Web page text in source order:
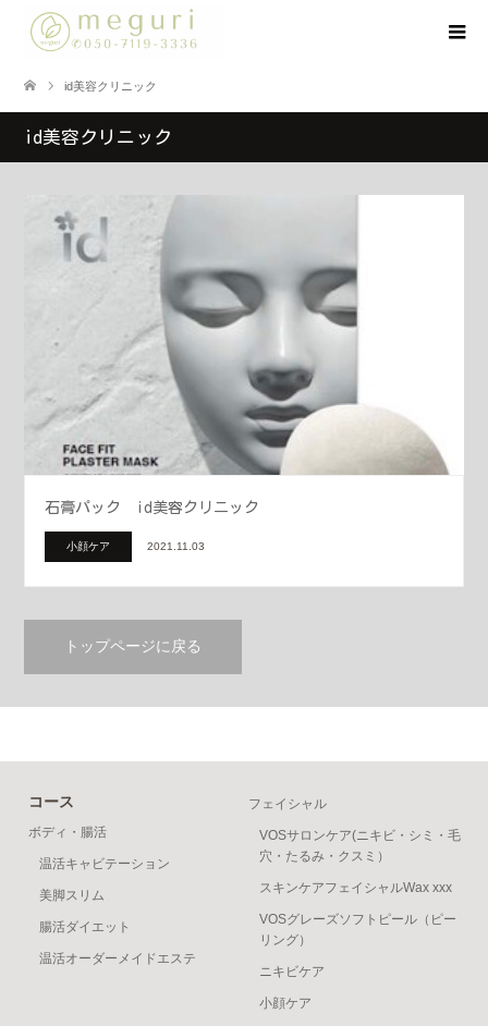
id美容クリニック
id美容クリニック
石膏パック id美容クリニック
小顔ケア 2021.11.03
トップページに戻る
コース
ボディ・腸活
温活キャビテーション
美脚スリム
腸活ダイエット
温活オーダーメイドエステ
フェイシャル
VOSサロンケア(ニキビ・シミ・毛
穴・たるみ・クスミ）
スキンケアフェイシャルWax xxx
VOSグレーズソフトピール（ピー
リング）
ニキビケア
小顔ケア